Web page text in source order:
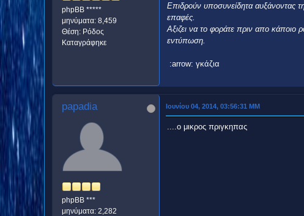
phpBB *****
μηνύματα: 8,459
Θέση: Ρόδος
Καταγράφηκε
Επιδρούν υποσυνείδητα αυξάνοντας
επαφές.
Αξιζει να το φοράτε πριν απο κάποιο
εντύπωση.
:arrow: γκάζια
papadia
phpBB ***
μηνύματα: 2,282
Ιουνίου 04, 2014, 03:56:31 ΜΜ
....ο μικρος πριγκηπας